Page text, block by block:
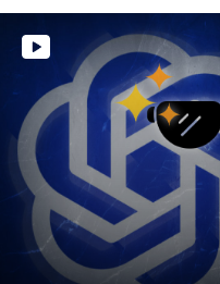
I 인프라 병목 지점을 분석합니다.